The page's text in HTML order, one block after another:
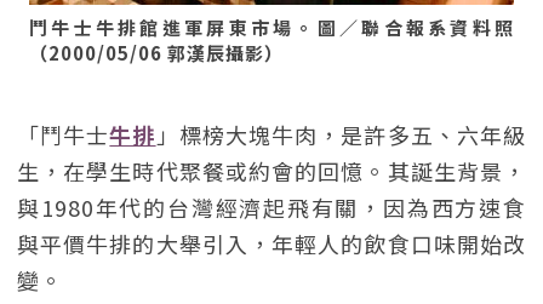
鬥牛士牛排館進軍屏東市場。圖／聯合報系資料照
（2000/05/06 郭漢辰攝影）
「鬥牛士牛排 」標榜大塊牛肉，是許多五、六年級
生，在學生時代聚餐或約會的回憶。其誕生背景，
與1980年代的台灣經濟起飛有關，因為西方速食
與平價牛排的大舉引入，年輕人的飲食口味開始改
變。